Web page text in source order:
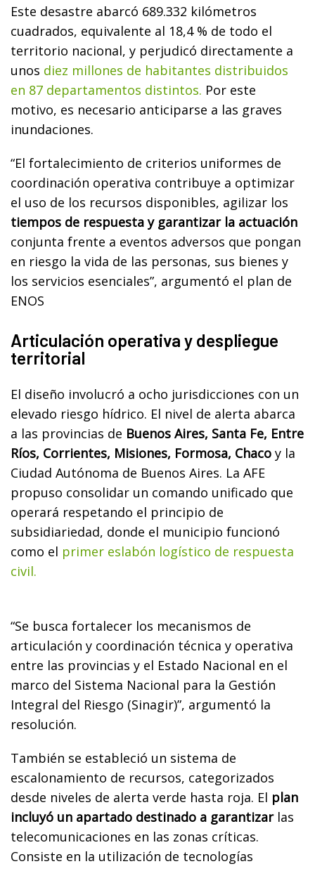
Este desastre abarcó 689.332 kilómetros
cuadrados, equivalente al 18,4 % de todo el
territorio nacional, y perjudicó directamente a
unos diez millones de habitantes distribuidos
en 87 departamentos distintos. Por este
motivo, es necesario anticiparse a las graves
inundaciones.
“El fortalecimiento de criterios uniformes de
coordinación operativa contribuye a optimizar
el uso de los recursos disponibles, agilizar los
tiempos de respuesta y garantizar la actuación
conjunta frente a eventos adversos que pongan
en riesgo la vida de las personas, sus bienes y
los servicios esenciales”, argumentó el plan de
ENOS
Articulación operativa y despliegue
territorial
El diseño involucró a ocho jurisdicciones con un
elevado riesgo hídrico. El nivel de alerta abarca
a las provincias de Buenos Aires, Santa Fe, Entre
Ríos, Corrientes, Misiones, Formosa, Chaco y la
Ciudad Autónoma de Buenos Aires. La AFE
propuso consolidar un comando unificado que
operará respetando el principio de
subsidiariedad, donde el municipio funcionó
como el primer eslabón logístico de respuesta
civil.
“Se busca fortalecer los mecanismos de
articulación y coordinación técnica y operativa
entre las provincias y el Estado Nacional en el
marco del Sistema Nacional para la Gestión
Integral del Riesgo (Sinagir)”, argumentó la
resolución.
También se estableció un sistema de
escalonamiento de recursos, categorizados
desde niveles de alerta verde hasta roja. El plan
incluyó un apartado destinado a garantizarlas
telecomunicaciones en las zonas críticas.
Consiste en la utilización de tecnologías